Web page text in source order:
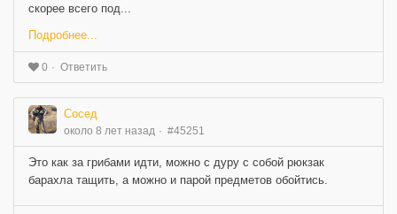
скорее всего под...
Подробнее...
0 Ответить
Сосед
около 8 лет назад #45251
Это как за грибами идти, можно с дуру с собой рюкзак
барахла тащить, а можно и парой предметов обойтись.